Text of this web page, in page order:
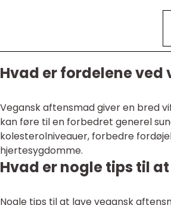
Hvad er fordelene
Vegansk aftensmad giver en bred
kan føre til en forbedret generel
kolesterolniveauer, forbedre
hjertesygdomme.
Hvad er nogle tips til
Nogle tips til at lave vegansk